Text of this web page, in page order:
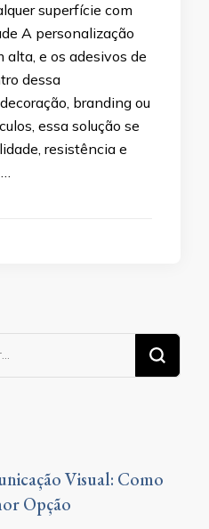
superfície com
A personalização
alta, e os adesivos de
dessa
branding ou
essa solução se
resistência e
Visual: Como
Opção